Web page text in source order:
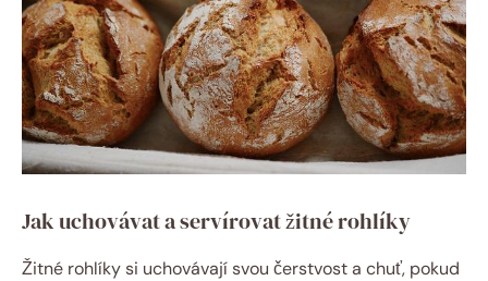
Jak uchovávat a servírovat žitné rohlíky
Žitné rohlíky si uchovávají svou čerstvost a chuť, pokud